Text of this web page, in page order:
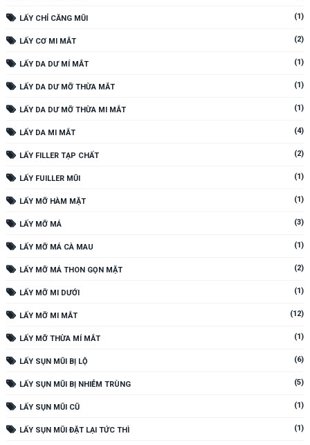
LẤY CHỈ CĂNG MŨI (1)
LẤY CƠ MI MẮT (2)
LẤY DA DƯ MÍ MẮT (1)
LẤY DA DƯ MỠ THỪA MẮT (1)
LẤY DA DƯ MỠ THỪA MI MẮT (1)
LẤY DA MI MẮT (4)
LẤY FILLER TẠP CHẤT (2)
LẤY FUILLER MŨI (1)
LẤY MỠ HÀM MẶT (1)
LẤY MỠ MÁ (3)
LẤY MỠ MÁ CÀ MAU (1)
LẤY MỠ MÁ THON GỌN MẶT (2)
LẤY MỠ MI DƯỚI (1)
LẤY MỠ MI MẮT (12)
LẤY MỠ THỪA MÍ MẮT (1)
LẤY SỤN MŨI BỊ LỘ (6)
LẤY SỤN MŨI BỊ NHIỄM TRÙNG (5)
LẤY SỤN MŨI CŨ (1)
LẤY SỤN MŨI ĐẶT LẠI TỨC THÌ (1)